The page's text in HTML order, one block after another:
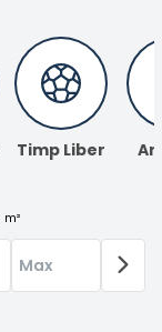
Timp Liber
m²